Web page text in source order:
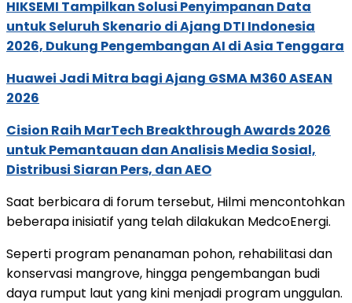
HIKSEMI Tampilkan Solusi Penyimpanan Data
untuk Seluruh Skenario di Ajang DTI Indonesia
2026, Dukung Pengembangan AI di Asia Tenggara
Huawei Jadi Mitra bagi Ajang GSMA M360 ASEAN
2026
Cision Raih MarTech Breakthrough Awards 2026
untuk Pemantauan dan Analisis Media Sosial,
Distribusi Siaran Pers, dan AEO
Saat berbicara di forum tersebut, Hilmi mencontohkan
beberapa inisiatif yang telah dilakukan MedcoEnergi.
Seperti program penanaman pohon, rehabilitasi dan
konservasi mangrove, hingga pengembangan budi
daya rumput laut yang kini menjadi program unggulan.